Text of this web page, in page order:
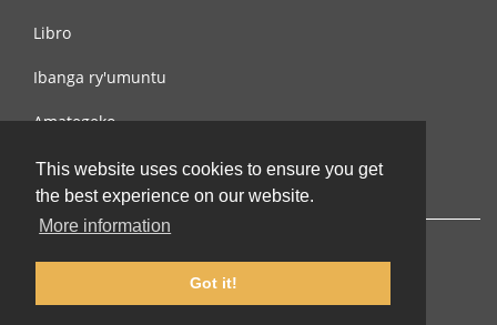
This website uses cookies to ensure you get
the best experience on our website.
More information
Got it!
Libro
Ibanga ry'umuntu
Amategeko
Turondere
© 2002-2026 lernu.net |Impressum